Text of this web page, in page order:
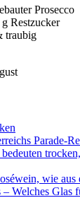
Prosecco
Restzucker
traubig
Parade-
wie
Welches Glas